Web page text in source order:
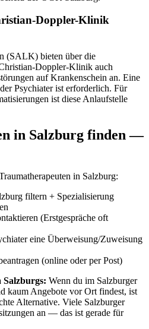
Doppler-Klinik
(SALK) bieten über die
Doppler-Klinik auch
auf Krankenschein an. Eine
Psychiater ist erforderlich. Für
ist diese Anlaufstelle
in Salzburg finden —
in Salzburg:
filtern + Spezialisierung
(Erstgespräche oft
eine Überweisung/Zuweisung
(online oder per Post)
Wenn du im Salzburger
kaum Angebote vor Ort findest, ist
Alternative. Viele Salzburger
an — das ist gerade für